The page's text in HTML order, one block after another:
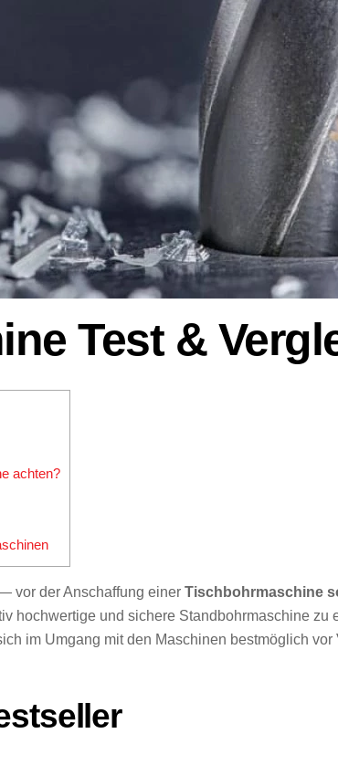
Test &
achten?
vor der Anschaffung einer Tischbohrmaschine
hochwertige und sichere Standbohrmaschine
im Umgang mit den Maschinen bestmöglich